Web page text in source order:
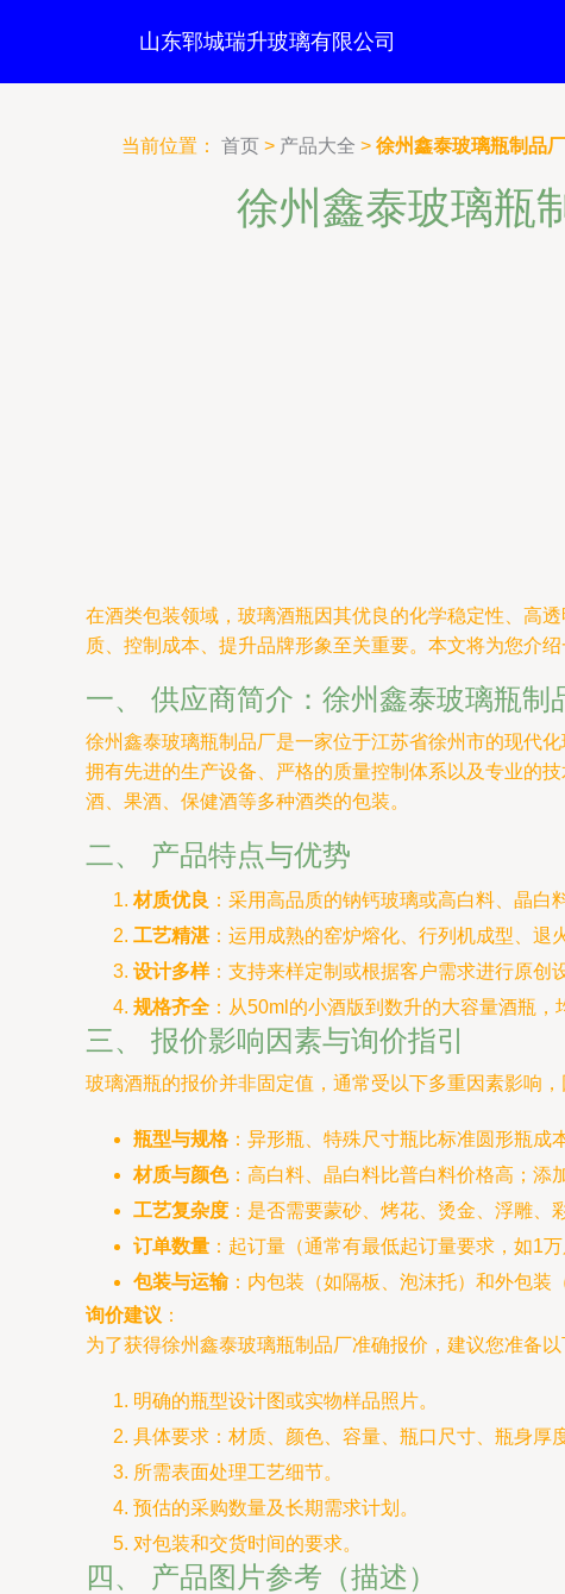
山东郓城瑞升玻璃有限公司
当前位置： 首页 > 产品大全 > 徐州鑫泰玻璃瓶制品
徐州鑫泰玻璃瓶
在酒类包装领域，玻璃酒瓶因其优良的化学稳定性、高
质、控制成本、提升品牌形象至关重要。本文将为您介
一、 供应商简介：徐州鑫泰玻璃瓶制
徐州鑫泰玻璃瓶制品厂是一家位于江苏省徐州市的现代
拥有先进的生产设备、严格的质量控制体系以及专业的
酒、果酒、保健酒等多种酒类的包装。
二、 产品特点与优势
材质优良 ：采用高品质的钠钙玻璃或高白料、晶白
工艺精湛：运用成熟的窑炉熔化、行列机成型、退
设计多样：支持来样定制或根据客户需求进行原创
规格齐全 ：从50ml的小酒版到数升的大容量酒瓶，
三、 报价影响因素与询价指引
玻璃酒瓶的报价并非固定值，通常受以下多重因素影响
瓶型与规格：异形瓶、特殊尺寸瓶比标准圆形瓶成
材质与颜色：高白料、晶白料比普白料价格高；添
工艺复杂度 ：是否需要蒙砂、烤花、烫金、浮雕、
订单数量 ：起订量（通常有最低起订量要求，如1
包装与运输：内包装（如隔板、泡沫托）和外包装
询价建议 ：
为了获得徐州鑫泰玻璃瓶制品厂准确报价，建议您准备以
明确的瓶型设计图或实物样品照片。
具体要求：材质、颜色、容量、瓶口尺寸、瓶身厚
所需表面处理工艺细节。
预估的采购数量及长期需求计划。
对包装和交货时间的要求。
四、 产品图片参考（描述）